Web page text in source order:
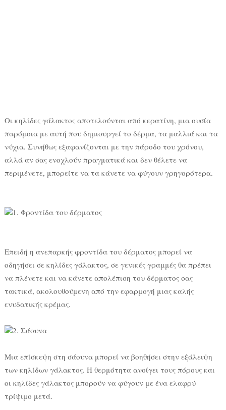
Οι κηλίδες γάλακτος αποτελούνται από κερατίνη, μια ουσία
παρόμοια με αυτή που δημιουργεί το δέρμα, τα μαλλιά και τα
νύχια. Συνήθως εξαφανίζονται με την πάροδο του χρόνου,
αλλά αν σας ενοχλούν πραγματικά και δεν θέλετε να
περιμένετε, μπορείτε να τα κάνετε να φύγουν γρηγορότερα.
1. Φροντίδα του δέρματος
Επειδή η ανεπαρκής φροντίδα του δέρματος μπορεί να
οδηγήσει σε κηλίδες γάλακτος, σε γενικές γραμμές θα πρέπει
να πλένετε και να κάνετε απολέπιση του δέρματος σας
τακτικά, ακολουθούμενη από την εφαρμογή μιας καλής
ενυδατικής κρέμας.
2. Σάουνα
Μια επίσκεψη στη σάουνα μπορεί να βοηθήσει στην εξάλειψη
των κηλίδων γάλακτος. Η θερμότητα ανοίγει τους πόρους και
οι κηλίδες γάλακτος μπορούν να φύγουν με ένα ελαφρύ
τρίψιμο μετά.